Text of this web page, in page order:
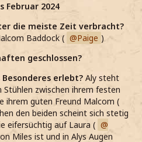
Februar 2024
die meiste Zeit verbracht?
Baddock ( Paige )
geschlossen?
erlebt? Aly steht
Stühlen zwischen ihrem festen
ihrem guten Freund Malcom (
den beiden scheint sich stetig
eifersüchtig auf Laura (
Miles ist und in Alys Augen